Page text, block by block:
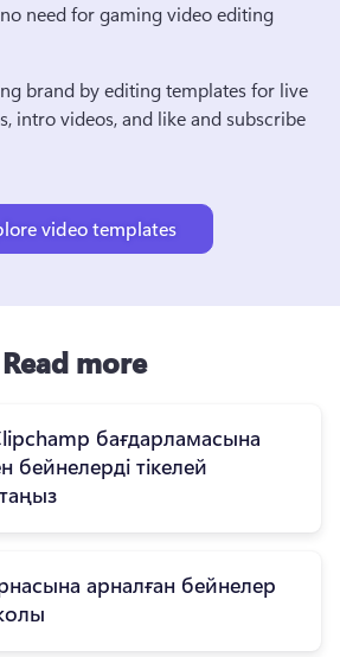
need for gaming video editing
brand by editing templates for live
intro videos, and like and subscribe
video templates
Read more
бағдарламасына
бейнелерді тікелей
арналған бейнелер